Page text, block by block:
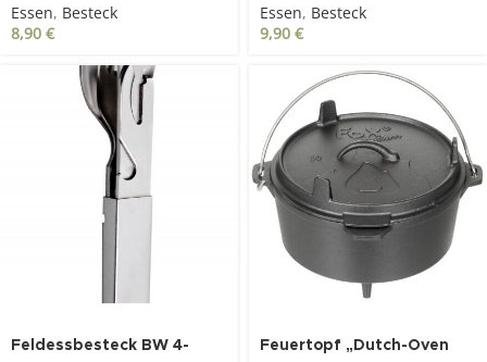
Essen, Besteck
8,90 €
Essen, Besteck
9,90 €
Feldessbesteck BW 4-
Feuertopf „Dutch-Oven